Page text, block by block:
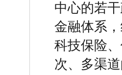
中心的若
金融体系
科技保险
次、多渠